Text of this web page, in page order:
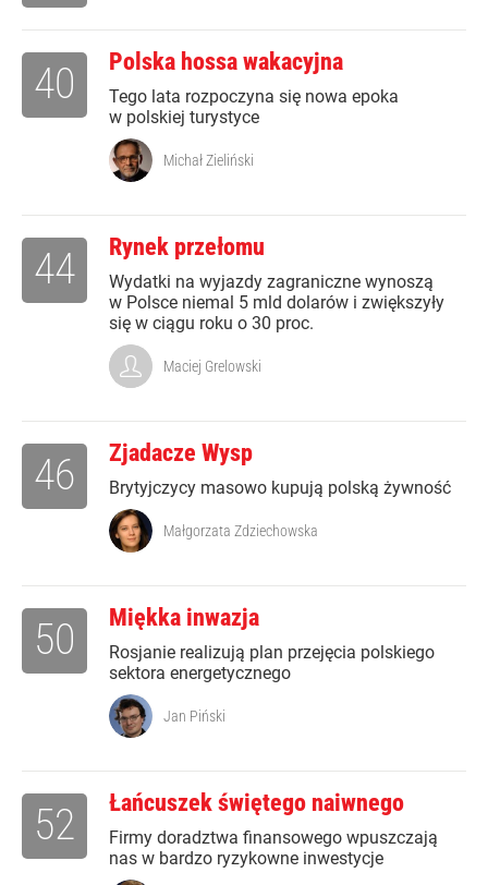
Polska hossa wakacyjna
Tego lata rozpoczyna się nowa epoka
w polskiej turystyce
40
Michał Zieliński
Rynek przełomu
Wydatki na wyjazdy zagraniczne wynoszą
w Polsce niemal 5 mld dolarów i zwiększyły
się w ciągu roku o 30 proc.
44
Maciej Grelowski
Zjadacze Wysp
Brytyjczycy masowo kupują polską żywność
46
Małgorzata Zdziechowska
Miękka inwazja
Rosjanie realizują plan przejęcia polskiego
sektora energetycznego
50
Jan Piński
Łańcuszek świętego naiwnego
Firmy doradztwa finansowego wpuszczają
nas w bardzo ryzykowne inwestycje
52